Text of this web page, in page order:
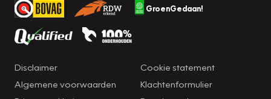
GroenGedaan!
Disclaimer
Algemene voorwaarden
Cookie statement
Klachtenformulier